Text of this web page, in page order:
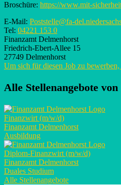
Broschüre: https://www.mit-
E-Mail: Poststelle@fa-
Tel: 04221 153 0
Finanzamt Delmenhorst
Friedrich-Ebert-Allee 15
27749 Delmenhorst
Um sich für diesen Job zu bewerben,
Alle Stellenangebote von
Finanzwirt (m/w/d)
Finanzamt Delmenhorst
Ausbildung
Diplom-Finanzwirt (m/w/d)
Finanzamt Delmenhorst
Duales Studium
Alle Stellenangebote